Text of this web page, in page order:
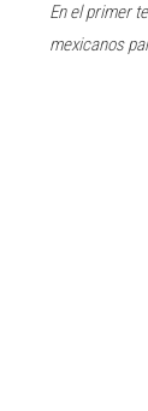
En el primer
mexicanos